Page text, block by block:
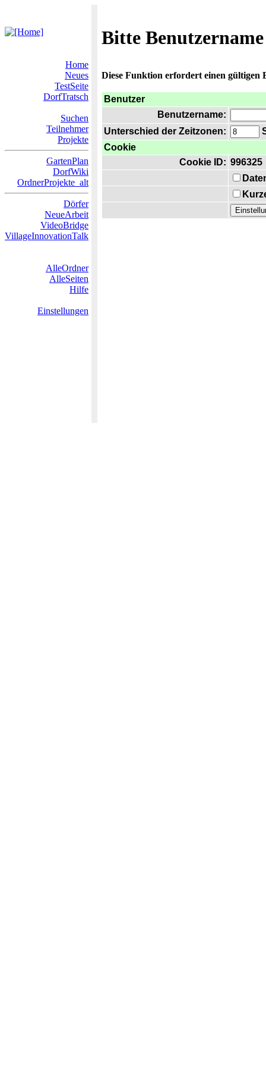
Bitte
Home
Neues
TestSeite
DorfTratsch
Suchen
Teilnehmer
Projekte
GartenPlan
DorfWiki
OrdnerProjekte_alt
Dörfer
NeueArbeit
VideoBridge
VillageInnovationTalk
AlleOrdner
AlleSeiten
Hilfe
Einstellungen
Diese Funktion erfordert einen gültigen
Benutzer
Benutzername:
Unterschied der Zeitzonen:
Cookie
Cookie ID: 996325